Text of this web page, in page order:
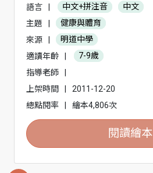
語言 中文+拼注音
中文
主題
健康與體育
來源
明道中學
適讀年齡
7-9歲
指導老師
上架時間
2011-12-20
總點閱率
繪本4,806次
閱讀繪本